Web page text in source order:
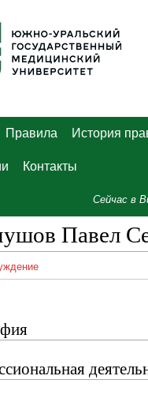
Правила История
Контакты
Сейчас в
Скрыть содержание
Павел